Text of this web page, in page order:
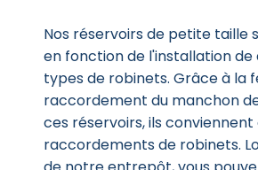
Nos réservoirs de petite taille
en fonction de l'installation
types de robinets. Grâce à la
raccordement du manchon
ces réservoirs, ils
raccordements de robinets.